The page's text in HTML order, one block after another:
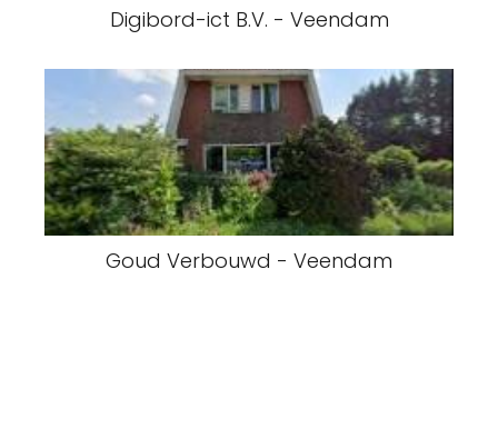
Digibord-ict B.V. - Veendam
Goud Verbouwd - Veendam